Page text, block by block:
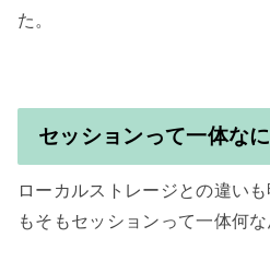
た。
セッションって一体な
ローカルストレージとの違い
もそもセッションって一体何な